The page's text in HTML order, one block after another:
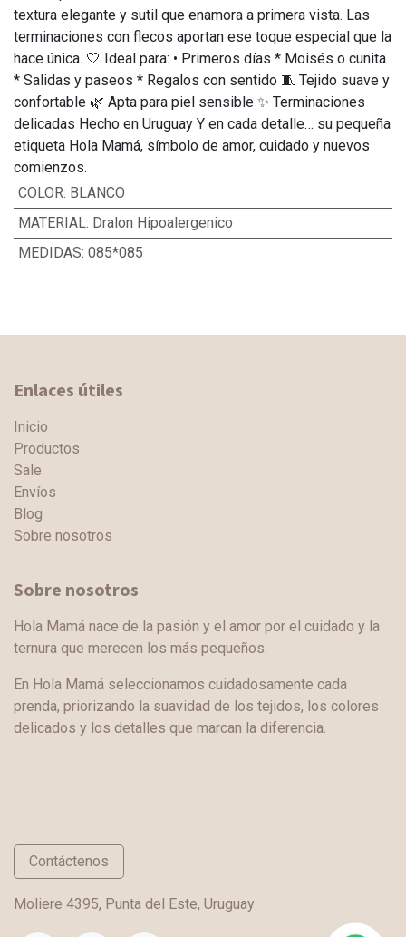
textura elegante y sutil que enamora a primera vista. Las
terminaciones con flecos aportan ese toque especial que la
hace única. 🤍 Ideal para: • Primeros días * Moisés o cunita
* Salidas y paseos * Regalos con sentido 🧵 Tejido suave y
confortable 🌿 Apta para piel sensible ✨ Terminaciones
delicadas Hecho en Uruguay Y en cada detalle… su pequeña
etiqueta Hola Mamá, símbolo de amor, cuidado y nuevos
comienzos.
COLOR: BLANCO
MATERIAL: Dralon Hipoalergenico
MEDIDAS: 085*085
Enlaces útiles
Inicio
Productos
Sale
Envíos
Blog
Sobre nosotros
Sobre nosotros
Hola Mamá nace de la pasión y el amor por el cuidado y la
ternura que merecen los más pequeños.
En Hola Mamá seleccionamos cuidadosamente cada
prenda, priorizando la suavidad de los tejidos, los colores
delicados y los detalles que marcan la diferencia.
Contáctenos
Moliere 4395, Punta del Este, Uruguay